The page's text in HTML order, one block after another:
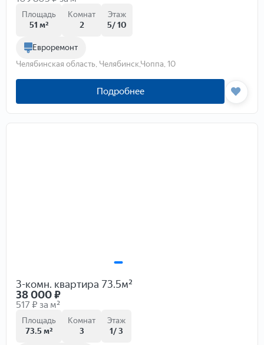
Площадь
51 м²
Комнат
2
Этаж
5/ 10
Евроремонт
Челябинская область, Челябинск,Чоппа, 10
Подробнее
3-комн. квартира 73.5м²
38 000₽
517 ₽ за м²
Площадь
73.5 м²
Комнат
3
Этаж
1/ 3